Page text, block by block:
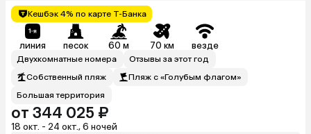
Кешбэк 4% по карте Т-Банка
линия песок 60 м 70 км везде
Двухкомнатные номера
Отзывы за этот год
Собственный пляж
Пляж с «Голубым флагом»
Большая территория
от 344 025 ₽
18 окт. - 24 окт., 6 ночей